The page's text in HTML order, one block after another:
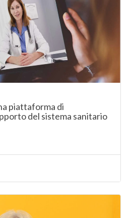
piattaforma di
del sistema sanitario